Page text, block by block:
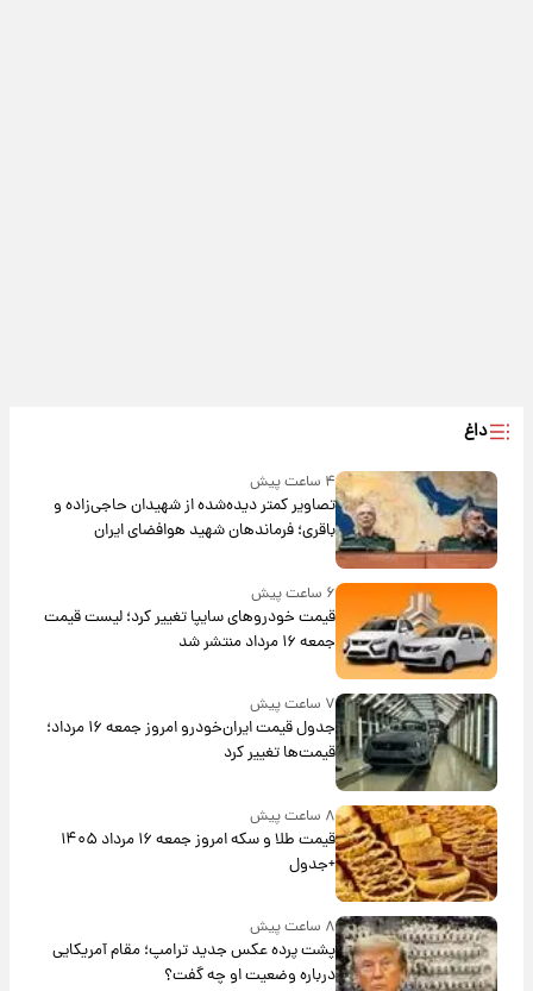
داغ
۴ ساعت پیش
تصاویر کمتر دیده‌شده از شهیدان حاجی‌زاده و
باقری؛ فرماندهان شهید هوافضای ایران
۶ ساعت پیش
قیمت خودروهای سایپا تغییر کرد؛ لیست قیمت
جمعه ۱۶ مرداد منتشر شد
۷ ساعت پیش
جدول قیمت ایران‌خودرو امروز جمعه ۱۶ مرداد؛
قیمت‌ها تغییر کرد
۸ ساعت پیش
قیمت طلا و سکه امروز جمعه ۱۶ مرداد ۱۴۰۵
+جدول
۸ ساعت پیش
پشت پرده عکس جدید ترامپ؛ مقام آمریکایی
درباره وضعیت او چه گفت؟